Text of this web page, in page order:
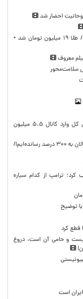
احضار شد
قیمت جدید طلا و سکه امروز ۱۷ مردادماه ۱۴۰۵/ طلا ۱۹ میلیون تومان شد +
معروف
رشد بورس در اولین روز معاملات هفته/ شاخص کل وارد کانال ۵.۵ میلیون
ترامپ: تورم ایران که قبل از جنگ ۵ درصد بود را الان به ۳۰۰ درصد رسانده‌ایم!/
ترامپ از کدام سیاره
توضیح
قطع کرد
و حامی آن است، دروغ
است